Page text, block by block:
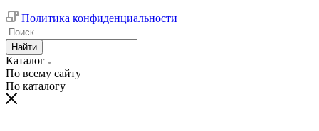
Политика конфиденциальности
Найти
Каталог
По всему сайту
По каталогу